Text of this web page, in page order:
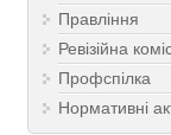
Правління
Ревізійна
Профспілка
Нормативні